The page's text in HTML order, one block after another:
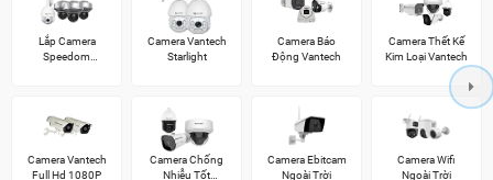
Lắp Camera
Speedom
Camera Vantech
Starlight
Camera Báo
Động Vantech
Camera Thết Kế
Kim Loại Vantech
Camera Vantech
Full Hd 1080P
Camera Chống
Nhiễu Tốt
Camera Ebitcam
Ngoài Trời
Camera Wifi
Ngoài Trời